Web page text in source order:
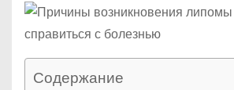
Содержание